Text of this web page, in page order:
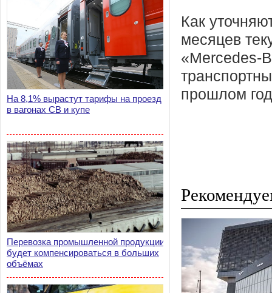
На 8,1% вырастут тарифы на проезд
в вагонах СВ и купе
Перевозка промышленной продукции
будет компенсироваться в больших
объёмах
Как
месяцев
«Mercedes-
прошлом